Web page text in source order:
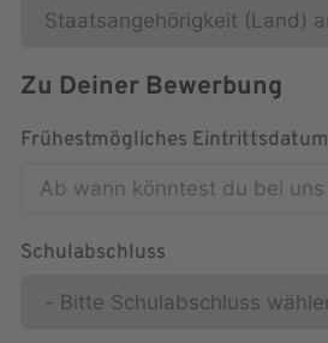
Zu Deiner Bewerbung
Frühestmögliches Eintrittsdatum
Schulabschluss